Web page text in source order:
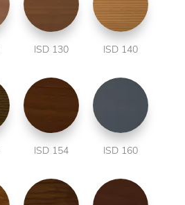
ISD 130 ISD 140
ISD 154 ISD 160